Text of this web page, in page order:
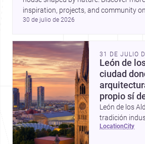
30 de julio de 2026
31 DE JULIO
León de
ciudad
propio sí
León de los
tradición
urbano y una
sólida; por
location city